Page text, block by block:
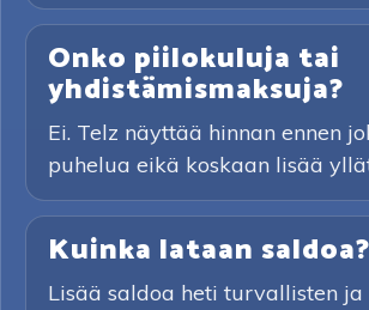
Onko piilokuluja tai
yhdistämismaksuja?
Ei. Telz näyttää hinnan ennen
puhelua eikä koskaan lisää
Kuinka lataan saldoa?
Lisää saldoa heti turvallisten